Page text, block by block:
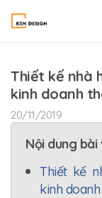
Thiết kế nhà
kinh doanh
20/11/2019
Nội dung bài
Thiết kế
kinh